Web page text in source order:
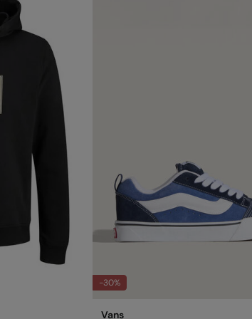
-30%
Vans